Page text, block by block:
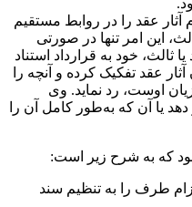
آثار عقد را در روابط مستقیم
این امر تنها در صورتی
ثالث، خود به قرارداد استناد
عقد تفکیک کرده و آنچه را
اوست، رد نماید. وی
دهد یا آن‌ که به‌طور کامل آن را
که به شرح زیر است:
طرف را به تنظیم سند